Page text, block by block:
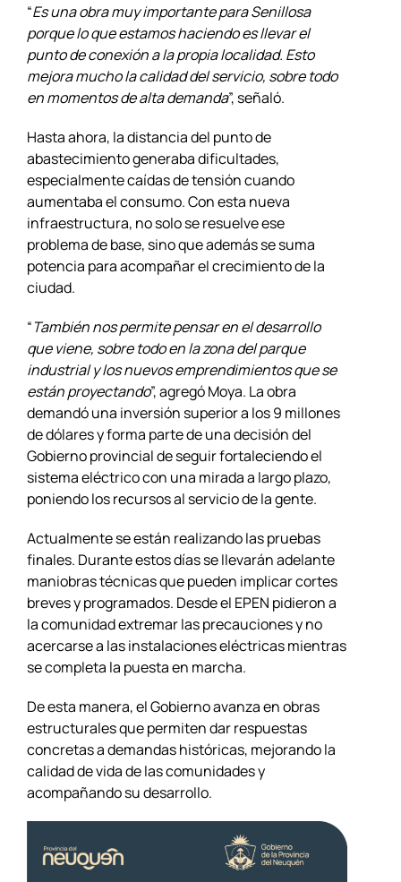
“Es una obra muy importante para Senillosa
porque lo que estamos haciendo es llevar el
punto de conexión a la propia localidad. Esto
mejora mucho la calidad del servicio, sobre todo
en momentos de alta demanda”, señaló.
Hasta ahora, la distancia del punto de
abastecimiento generaba dificultades,
especialmente caídas de tensión cuando
aumentaba el consumo. Con esta nueva
infraestructura, no solo se resuelve ese
problema de base, sino que además se suma
potencia para acompañar el crecimiento de la
ciudad.
“También nos permite pensar en el desarrollo
que viene, sobre todo en la zona del parque
industrial y los nuevos emprendimientos que se
están proyectando”, agregó Moya. La obra
demandó una inversión superior a los 9 millones
de dólares y forma parte de una decisión del
Gobierno provincial de seguir fortaleciendo el
sistema eléctrico con una mirada a largo plazo,
poniendo los recursos al servicio de la gente.
Actualmente se están realizando las pruebas
finales. Durante estos días se llevarán adelante
maniobras técnicas que pueden implicar cortes
breves y programados. Desde el EPEN pidieron a
la comunidad extremar las precauciones y no
acercarse a las instalaciones eléctricas mientras
se completa la puesta en marcha.
De esta manera, el Gobierno avanza en obras
estructurales que permiten dar respuestas
concretas a demandas históricas, mejorando la
calidad de vida de las comunidades y
acompañando su desarrollo.